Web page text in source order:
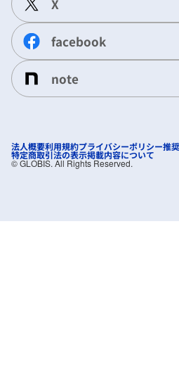
X
facebook
note
法人概要利用規約プライバシーポリシー推
特定商取引法の表示掲載内容について
©︎ GLOBIS. All Rights Reserved.